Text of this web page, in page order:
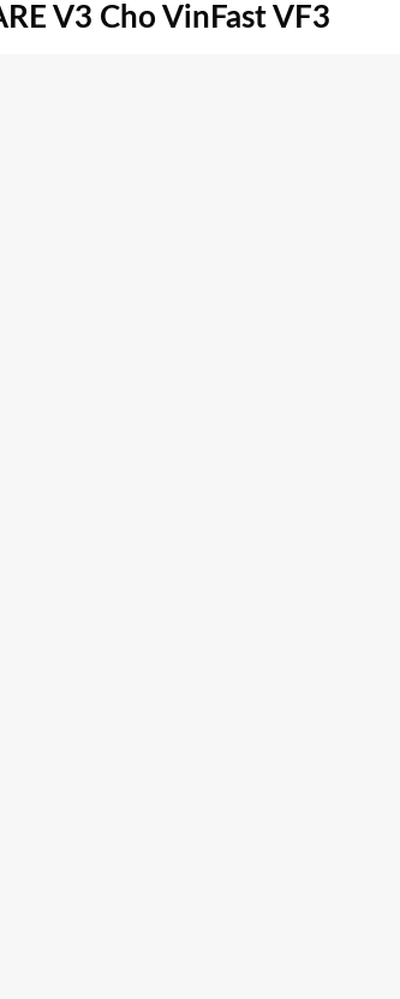
V3 Cho VinFast VF3